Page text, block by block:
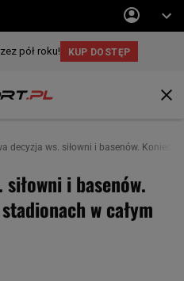
decyzja ws. siłowni i basenów. Koniec
i basenów.
w całym